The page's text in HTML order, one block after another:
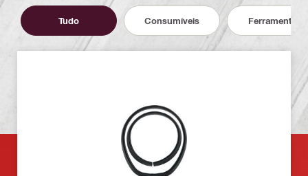
Tudo Consumíveis Ferramentas